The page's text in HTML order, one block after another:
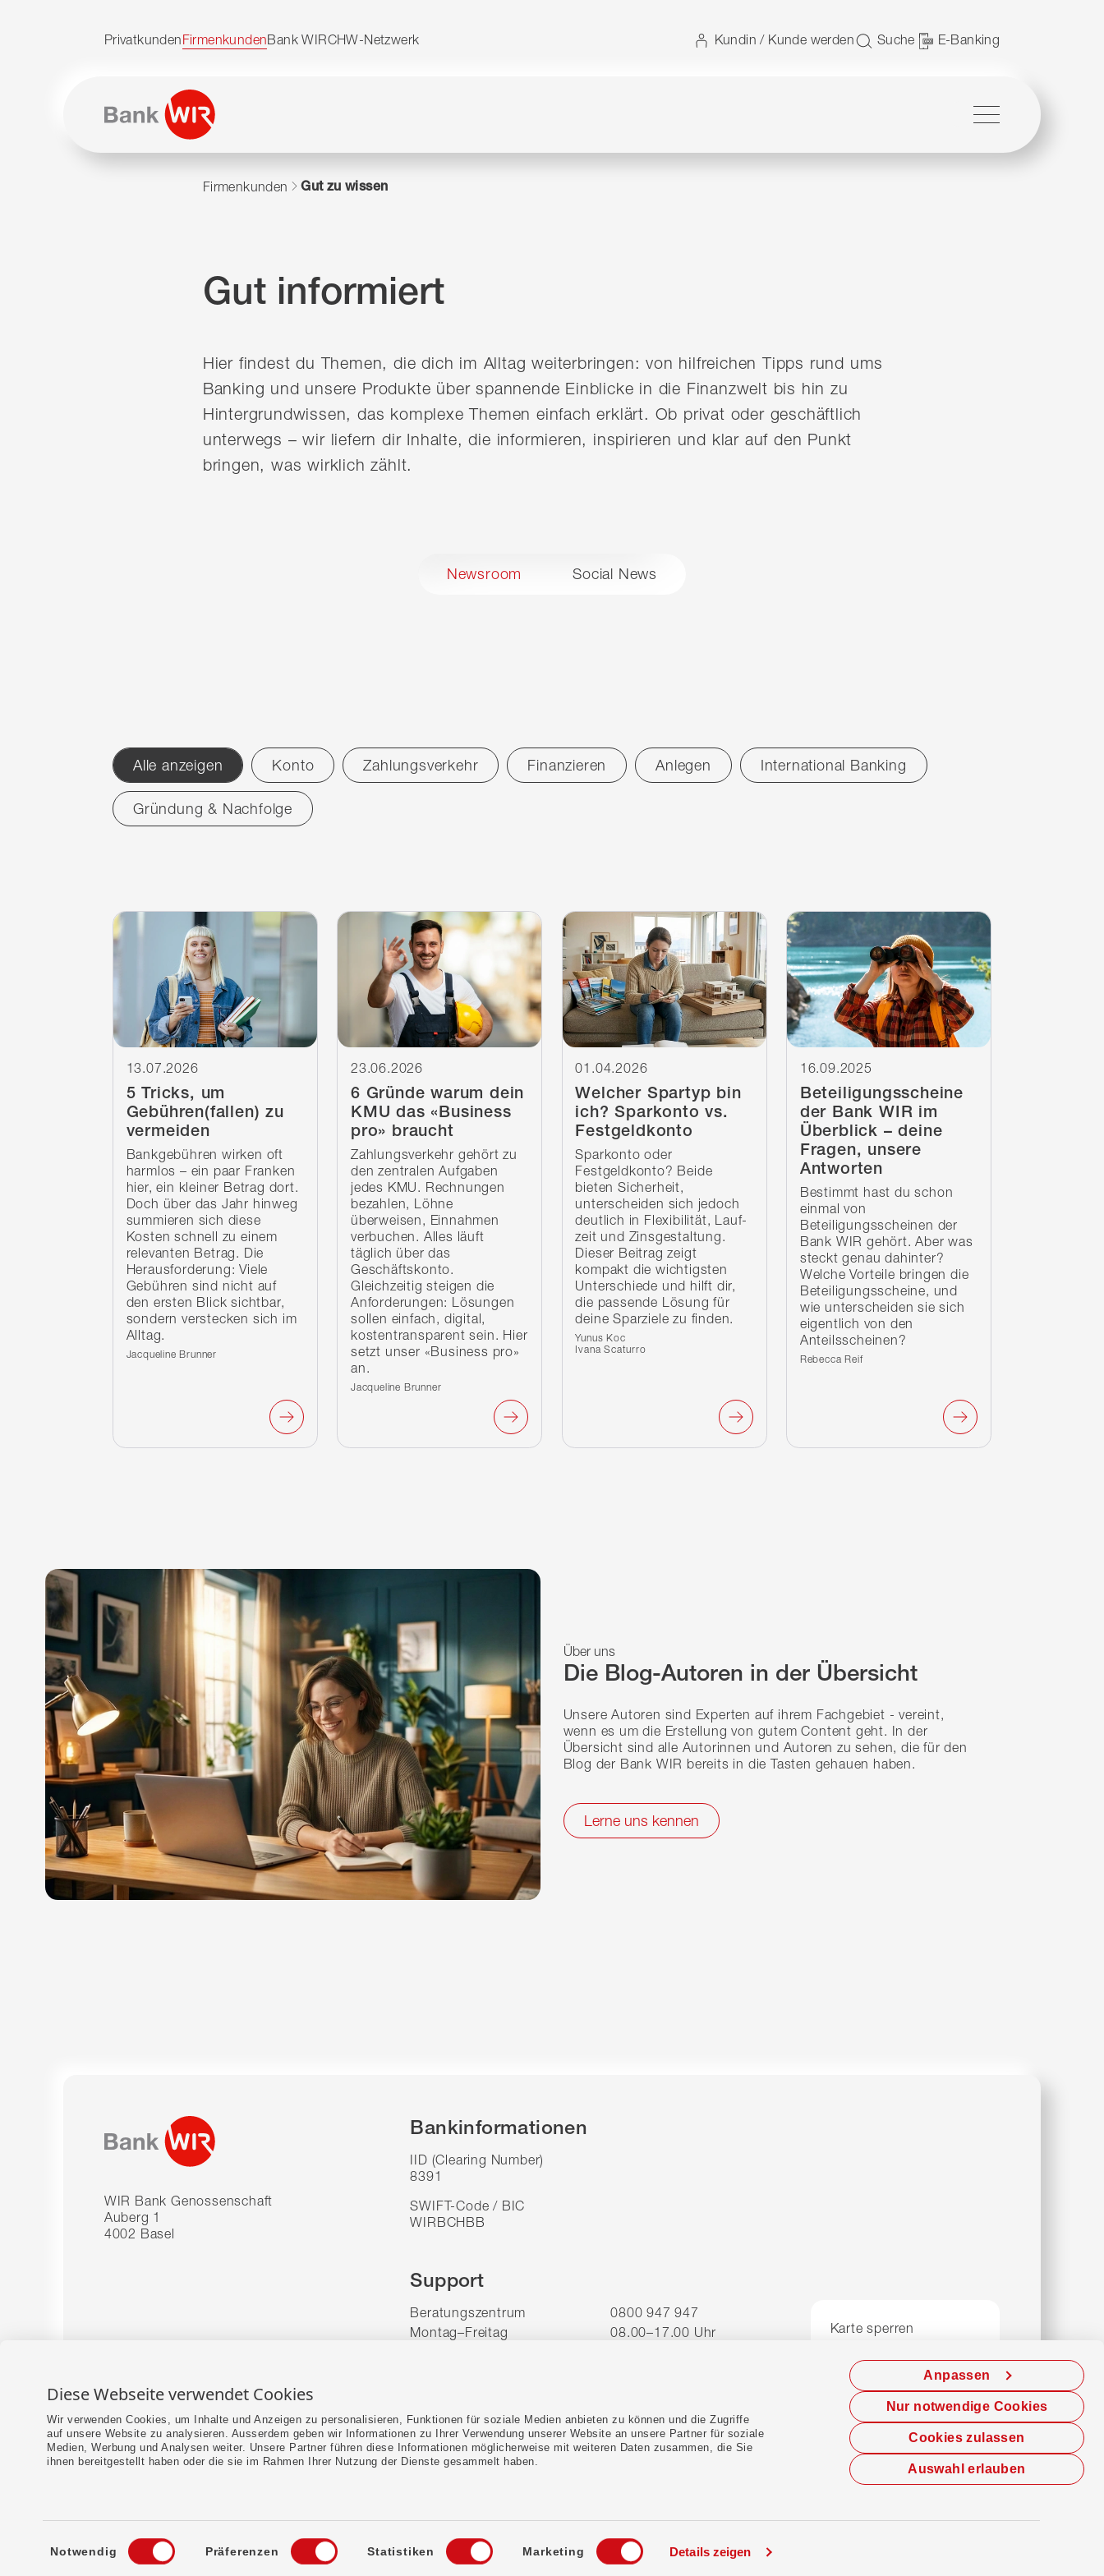
Diese Webseite verwendet Cookies
Wir verwenden Cookies, um Inhalte und Anzeigen zu personalisieren, Funktionen für soziale Medien anbieten zu können und die Zugriffe
auf unsere Website zu analysieren. Ausserdem geben wir Informationen zu Ihrer Verwendung unserer Website an unsere Partner für soziale
Medien, Werbung und Analysen weiter. Unsere Partner führen diese Informationen möglicherweise mit weiteren Daten zusammen, die Sie
ihnen bereitgestellt haben oder die sie im Rahmen Ihrer Nutzung der Dienste gesammelt haben.
Einwilligungsauswahl
Notwendig Präferenzen Statistiken Marketing Details zeigen
Cookies zulassen
Anpassen
Auswahl erlauben
Nur notwendige Cookies
PrivatkundenFirmenkundenBank WIRCHW-Netzwerk Kundin / Kunde werden Suche E-Banking
Firmenkunden Gut zu wissen
Gut informiert
Hier findest du Themen, die dich im Alltag weiterbringen: von hilfreichen Tipps rund ums
Banking und unsere Produkte über spannende Einblicke in die Finanzwelt bis hin zu
Hintergrundwissen, das komplexe Themen einfach erklärt. Ob privat oder geschäftlich
unterwegs – wir liefern dir Inhalte, die informieren, inspirieren und klar auf den Punkt
bringen, was wirklich zählt.
Newsroom Social News
Filter
Alle anzeigen Konto Zahlungsverkehr Finanzieren Anlegen International Banking
Gründung & Nachfolge
News
4 Treffer
5 Tricks, um
Gebühren(fallen) zu
vermeiden
13.07.2026
Bankgebühren wirken oft
harmlos – ein paar Franken
hier, ein kleiner Betrag dort.
Doch über das Jahr hinweg
summieren sich diese
Kosten schnell zu einem
relevanten Betrag. Die
Herausforderung: Viele
Gebühren sind nicht auf
den ersten Blick sichtbar,
sondern verstecken sich im
Alltag.
Verfasst von:
Jacqueline Brunner
Weiterlesen
6 Gründe warum dein
KMU das «Business
pro» braucht
23.06.2026
Zahlungsverkehr gehört zu
den zentralen Aufgaben
jedes KMU. Rechnungen
bezahlen, Löhne
überweisen, Einnahmen
verbuchen. Alles läuft
täglich über das
Geschäftskonto.
Gleichzeitig steigen die
Anforderungen: Lösungen
sollen einfach, digital,
kostentransparent sein. Hier
setzt unser «Business pro»
an.
Verfasst von:
Jacqueline Brunner
Weiterlesen
Welcher Spartyp bin
ich? Sparkonto vs.
Festgeldkonto
01.04.2026
Sparkonto oder
Festgeldkonto? Beide
bieten Sicherheit,
unterscheiden sich jedoch
deutlich in Flexibilität, Lauf-
zeit und Zinsgestaltung.
Dieser Beitrag zeigt
kompakt die wichtigsten
Unterschiede und hilft dir,
die passende Lösung für
deine Sparziele zu finden.
Verfasst von:
Yunus Koc
Ivana Scaturro
Weiterlesen
Beteiligungsscheine
der Bank WIR im
Überblick – deine
Fragen, unsere
Antworten
16.09.2025
Bestimmt hast du schon
einmal von
Beteiligungsscheinen der
Bank WIR gehört. Aber was
steckt genau dahinter?
Welche Vorteile bringen die
Beteiligungsscheine, und
wie unterscheiden sie sich
eigentlich von den
Anteilsscheinen?
Verfasst von:
Rebecca Reif
Weiterlesen
Die Blog-Autoren in der Übersicht
Über uns
Unsere Autoren sind Experten auf ihrem Fachgebiet - vereint,
wenn es um die Erstellung von gutem Content geht. In der
Übersicht sind alle Autorinnen und Autoren zu sehen, die für den
Blog der Bank WIR bereits in die Tasten gehauen haben.
Lerne uns kennen
WIR Bank Genossenschaft
Auberg 1
4002 Basel
Bankinformationen
IID (Clearing Number)
8391
SWIFT-Code / BIC
WIRBCHBB
Support
Beratungszentrum
0800 947 947
Montag–Freitag
08.00–17.00 Uhr
Karte sperren
Offene Stellen
Banking mit dem WIR-Gefühl
Heller Modus
Dunkler Modus
IT Rechtliche Hinweise DatenschutzCookies